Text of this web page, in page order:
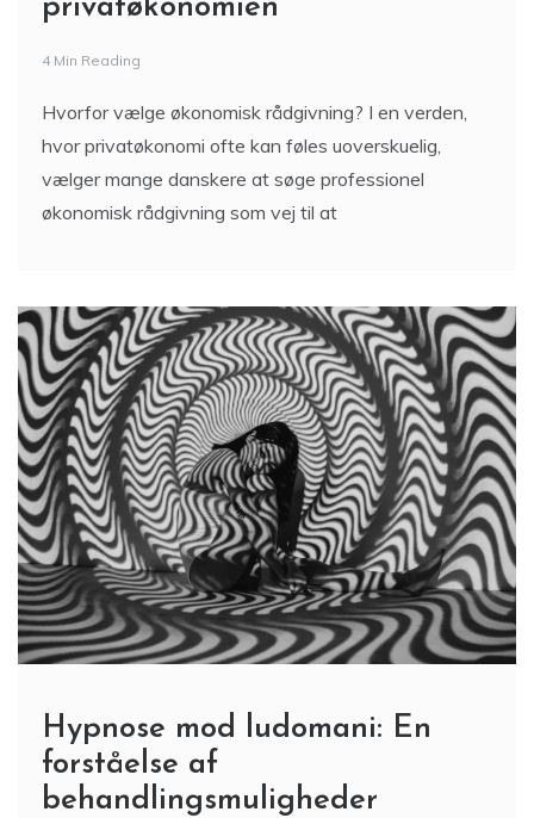
privatøkonomien
4 Min Reading
Hvorfor vælge økonomisk rådgivning? I en verden,
hvor privatøkonomi ofte kan føles uoverskuelig,
vælger mange danskere at søge professionel
økonomisk rådgivning som vej til at
Hypnose mod ludomani: En
forståelse af
behandlingsmuligheder